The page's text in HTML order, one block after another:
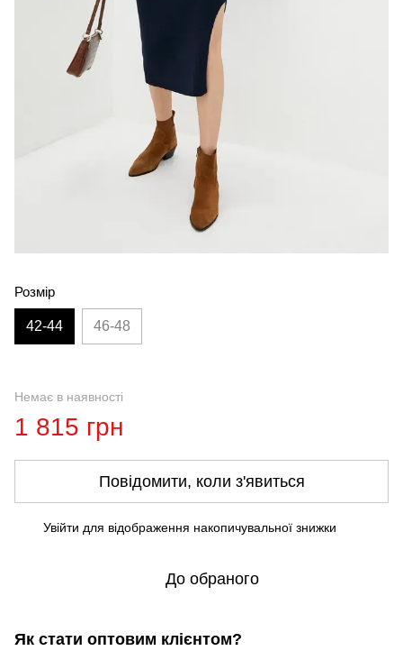
Розмір
42-44 46-48
Немає в наявності
1 815 грн
Повідомити, коли з'явиться
Увійти для відображення накопичувальної знижки
До обраного
Як стати оптовим клієнтом?